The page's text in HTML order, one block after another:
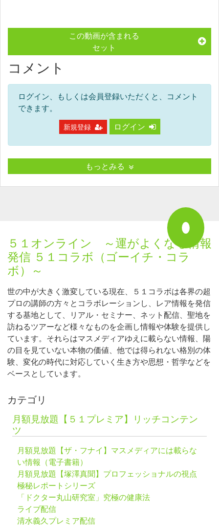
この動画が含まれる
セット
コメント
ログイン、もしくは会員登録いただくと、コメント
できます。
新規登録 ログイン
もっとみる
５１オンライン ～運がよくなる情報
発信 ５１コラボ（ゴーイチ・コラ
ボ）～
世の中が大きく激変している現在、５１コラボは各界の超
プロの講師の方々とコラボレーションし、レア情報を発信
する基地として、リアル・セミナー、ネット配信、聖地を
訪ねるツアーなど様々なものを企画し情報や体験を提供し
ています。それらはマスメディアゆえに載らない情報、陽
の目を見ていない本物の価値、他では得られない格別の体
験、変化の時代に対応していく生き方や思想・哲学などを
ベースとしています。
カテゴリ
月額見放題【５１プレミア】リッチコンテン
ツ
月額見放題【ザ・フナイ】マスメディアには載らな
い情報（電子書籍）
月額見放題【塚澤真聞】プロフェッショナルの視点
極秘レポートシリーズ
「ドクター丸山研究室」究極の健康法
ライブ配信
清水義久プレミア配信